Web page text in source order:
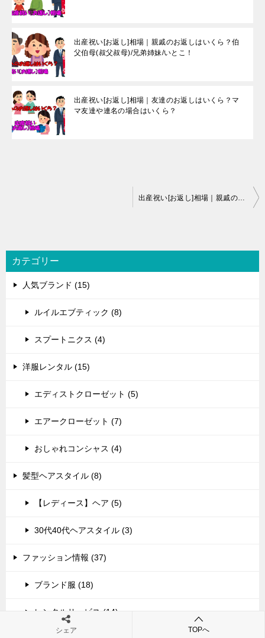
出産祝い[お返し]相場｜親戚のお返しはいくら？伯
父伯母(叔父叔母)/兄弟姉妹/いとこ！
出産祝い[お返し]相場｜友達のお返しはいくら？マ
マ友達や連名の場合はいくら？
ビ
ゲ
ー
出産祝い[お返し]相場｜親戚のお返しはいくら？伯父伯母(叔父叔母)/兄弟姉妹/いとこ！
カテゴリー
人気ブランド (15)
ルイルエブティック (8)
スプートニクス (4)
洋服レンタル (15)
エディストクローゼット (5)
エアークローゼット (7)
おしゃれコンシャス (4)
髪型ヘアスタイル (8)
【レディース】ヘア (5)
30代40代ヘアスタイル (3)
ファッション情報 (37)
ブランド服 (18)
レンタルサービス (14)
シェア TOPへ